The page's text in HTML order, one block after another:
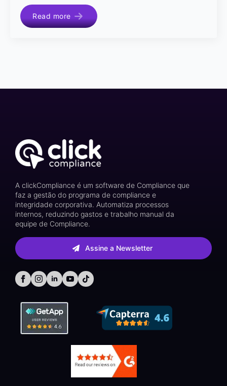
Read more
A clickCompliance é um software de Compliance que
faz a gestão do programa de compliance e
integridade corporativa. Automatiza processos
internos, reduzindo gastos e trabalho manual da
equipe de Compliance.
Assine a Newsletter